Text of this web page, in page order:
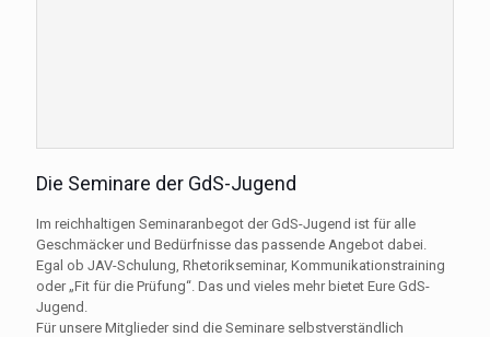
Die Seminare der GdS-Jugend
Im reichhaltigen Seminaranbegot der GdS-Jugend ist für alle
Geschmäcker und Bedürfnisse das passende Angebot dabei.
Egal ob JAV-Schulung, Rhetorikseminar, Kommunikationstraining
oder „Fit für die Prüfung“. Das und vieles mehr bietet Eure GdS-
Jugend.
Für unsere Mitglieder sind die Seminare selbstverständlich